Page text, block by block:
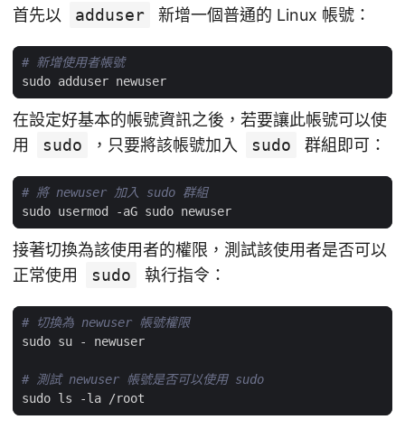
首先以 adduser 新增一個普通的 Linux 帳號：
# 新增使用者帳號
在設定好基本的帳號資訊之後，若要讓此帳號可以使
用
sudo ，只要將該帳號加入 sudo 群組即可：
# 將 newuser 加入 sudo 群組
接著切換為該使用者的權限，測試該使用者是否可以
正常使用
sudo 執行指令：
# 切換為 newuser 帳號權限
# 測試 newuser 帳號是否可以使用 sudo